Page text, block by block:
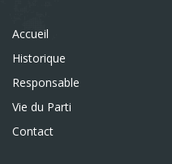
Accueil
Historique
Responsable
Vie du Parti
Contact